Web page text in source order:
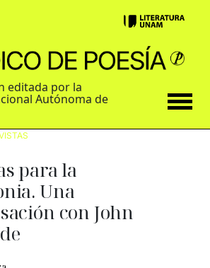
editada por la
Autónoma de
para la
Una
con John